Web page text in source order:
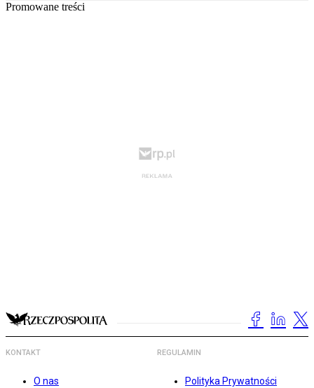
Promowane treści
KONTAKT
O nas
REGULAMIN
Polityka Prywatności